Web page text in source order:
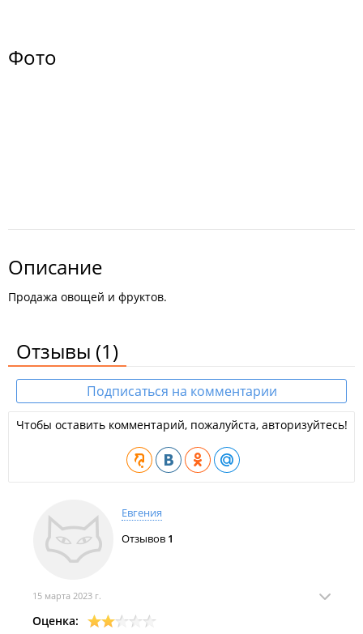
Фото
Описание
Продажа овощей и фруктов.
Отзывы (1)
Подписаться на комментарии
Чтобы оставить комментарий, пожалуйста, авторизуйтесь!
Евгения
Отзывов 1
15 марта 2023 г.
Оценка: